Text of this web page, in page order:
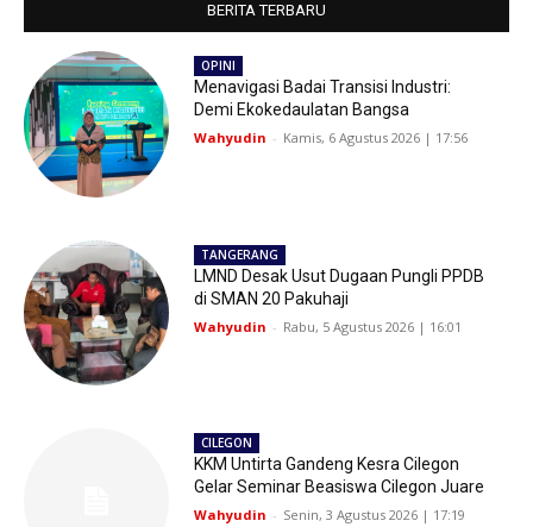
BERITA TERBARU
OPINI
Menavigasi Badai Transisi Industri:
Demi Ekokedaulatan Bangsa
Wahyudin - Kamis, 6 Agustus 2026 | 17:56
TANGERANG
LMND Desak Usut Dugaan Pungli PPDB
di SMAN 20 Pakuhaji
Wahyudin - Rabu, 5 Agustus 2026 | 16:01
CILEGON
KKM Untirta Gandeng Kesra Cilegon
Gelar Seminar Beasiswa Cilegon Juare
Wahyudin - Senin, 3 Agustus 2026 | 17:19